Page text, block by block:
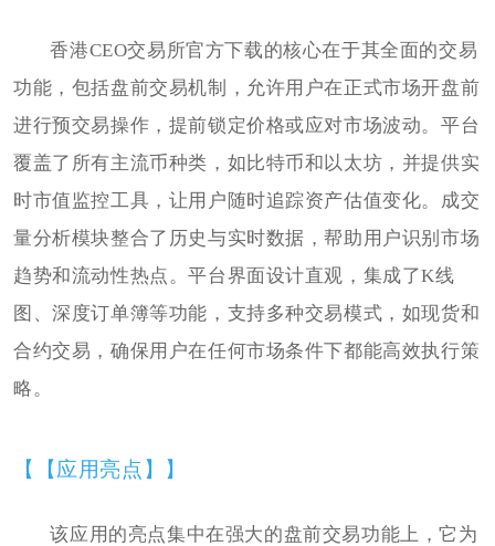
香港CEO交易所官方下载的核心在于其全面的交易
功能，包括盘前交易机制，允许用户在正式市场开盘前
进行预交易操作，提前锁定价格或应对市场波动。平台
覆盖了所有主流币种类，如比特币和以太坊，并提供实
时市值监控工具，让用户随时追踪资产估值变化。成交
量分析模块整合了历史与实时数据，帮助用户识别市场
趋势和流动性热点。平台界面设计直观，集成了K线
图、深度订单簿等功能，支持多种交易模式，如现货和
合约交易，确保用户在任何市场条件下都能高效执行策
略。
【【应用亮点】】
该应用的亮点集中在强大的盘前交易功能上，它为